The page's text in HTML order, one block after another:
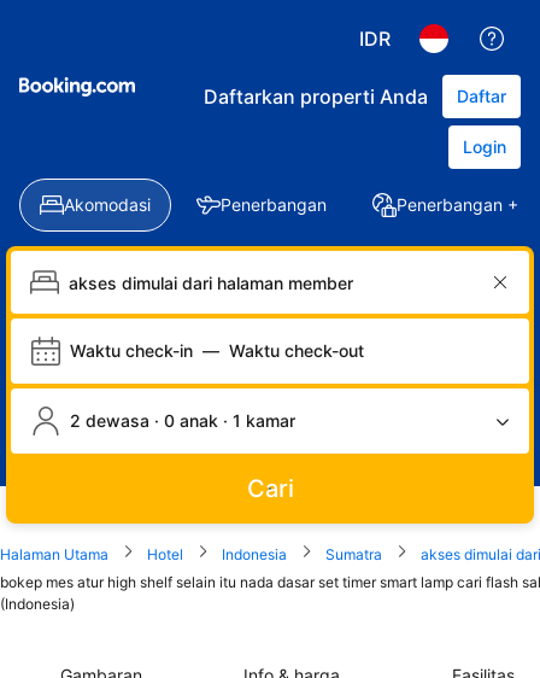
IDR
Daftarkan properti Anda Daftar
Login
Akomodasi Penerbangan Penerbangan +
Waktu check-in — Waktu check-out
2 dewasa · 0 anak · 1 kamar
Cari
Halaman Utama Hotel Indonesia Sumatra
akses dimulai
bokep mes atur high shelf selain itu nada dasar set timer smart lamp cari flash
(Indonesia)